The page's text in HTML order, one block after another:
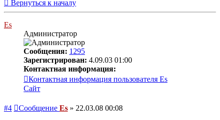
Вернуться к началу
Es
Администратор
Сообщения: 1295
Зарегистрирован: 4.09.03 01:00
Контактная информация:
Контактная информация пользователя Es
Сайт
#4 Сообщение Es » 22.03.08 00:08